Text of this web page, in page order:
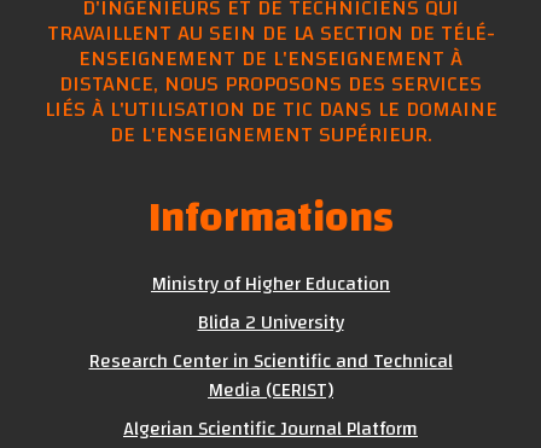
TRAVAILLENT AU SEIN DE LA SECTION DE TÉLÉ-
ENSEIGNEMENT DE L'ENSEIGNEMENT À
DISTANCE, NOUS PROPOSONS DES SERVICES
LIÉS À L'UTILISATION DE TIC DANS LE DOMAINE
DE L'ENSEIGNEMENT SUPÉRIEUR.
Informations
Ministry of Higher Education
Blida 2 University
Research Center in Scientific and Technical
Media (CERIST)
Algerian Scientific Journal Platform